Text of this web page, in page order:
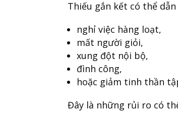
Thiếu gắn kết có thể dẫn
nghỉ việc hàng loạt,
mất người giỏi,
xung đột nội bộ,
đình công,
hoặc giảm tinh thần
Đây là những rủi ro có